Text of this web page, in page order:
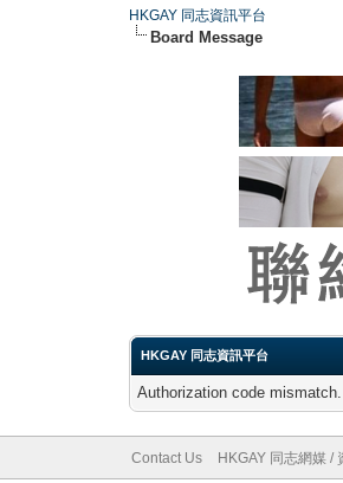
HKGAY 同志資訊平台
Board Message
HKGAY 同志資訊平台
Authorization code
Contact Us HKGAY 同志網媒 /